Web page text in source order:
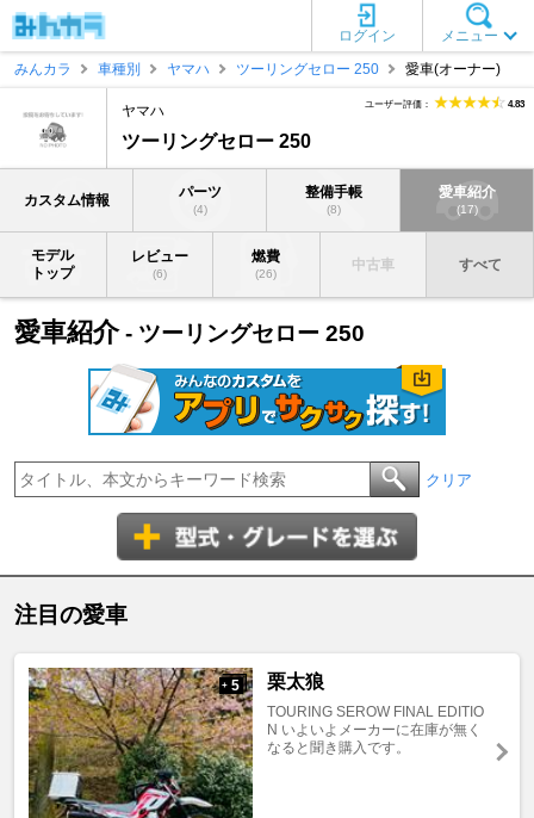
メニュー
ログイン
みんカラ
車種別 ヤマハ ツーリングセロー 250 愛車(オーナー)
ヤマハ
ツーリングセロー 250
ユーザー評価： 4.83
カスタム情報 パーツ
(4)
整備手帳
(8)
愛車紹介
(17)
モデル
トップ
レビュー
(6)
燃費
(26)
中古車 すべて
愛車紹介- ツーリングセロー 250
クリア
注目の愛車
+ 5 栗太狼
TOURING SEROW FINAL EDITIO
N いよいよメーカーに在庫が無く
なると聞き購入です。